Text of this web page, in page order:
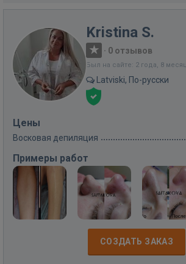
Kristina S.
· 0 отзывов
Был на сайте: 2 года, 8
Latviski, По-русски
Цены
Восковая депиляция
Примеры работ
СОЗДАТЬ ЗАКАЗ